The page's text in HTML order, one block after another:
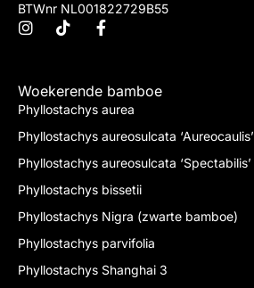
BTWnr NL001822729B55
Woekerende bamboe
Phyllostachys aurea
Phyllostachys aureosulcata ‘Aureocaulis’
Phyllostachys aureosulcata ‘Spectabilis’
Phyllostachys bissetii
Phyllostachys Nigra (zwarte bamboe)
Phyllostachys parvifolia
Phyllostachys Shanghai 3